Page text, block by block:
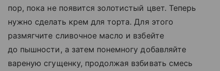
пор, пока не появится золотистый цвет. Теперь
нужно сделать крем для торта. Для этого
размягчите сливочное масло и взбейте
до пышности, а затем понемногу добавляйте
вареную сгущенку, продолжая взбивать смесь